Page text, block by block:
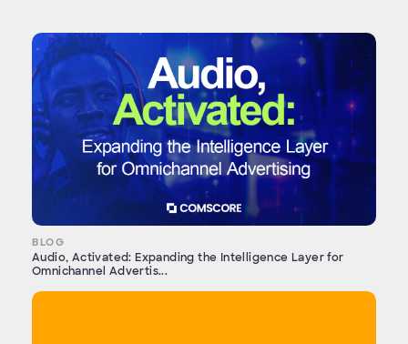
BLOG
Audio, Activated: Expanding the Intelligence Layer for
Omnichannel Advertis...